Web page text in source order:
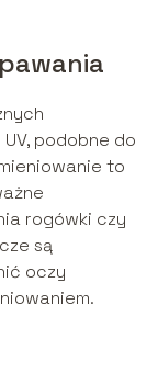
podobne do
to
rogówki czy
są
oczy